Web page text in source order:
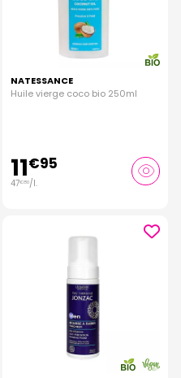
NATESSANCE
Huile vierge coco bio 250ml
11€95
47€80/l.